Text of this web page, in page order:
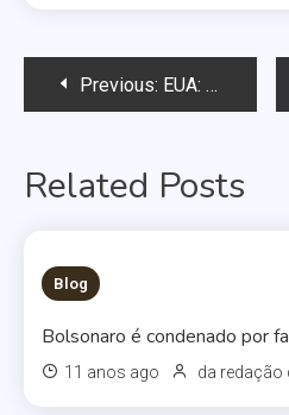
Navegação
Post
Previous: EUA: Escoteiro recolhe 280 mil assinaturas contra política anti-gay
Related Posts
Blog
Bolsonaro é condenado por
11 anos ago da redação